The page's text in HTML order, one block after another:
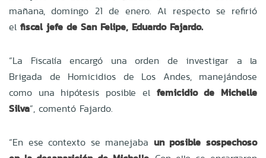
mañana, domingo 21 de enero. Al respecto se refirió
el fiscal jefe de San Felipe, Eduardo Fajardo.
“La Fiscalía encargó una orden de investigar a la
Brigada de Homicidios de Los Andes, manejándose
como una hipótesis posible el femicidio de Michelle
Silva”, comentó Fajardo.
“En ese contexto se manejaba un posible sospechoso